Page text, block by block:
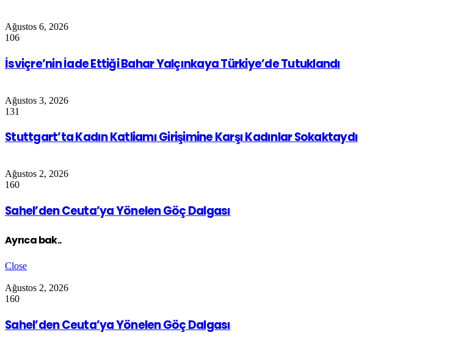
Ağustos 6, 2026
106
İsviçre’nin İade Ettiği Bahar Yalçınkaya Türkiye’de Tutuklandı
Ağustos 3, 2026
131
Stuttgart’ta Kadın Katliamı Girişimine Karşı Kadınlar Sokaktaydı
Ağustos 2, 2026
160
Sahel’den Ceuta’ya Yönelen Göç Dalgası
Ayrıca bak..
Close
Ağustos 2, 2026
160
Sahel’den Ceuta’ya Yönelen Göç Dalgası